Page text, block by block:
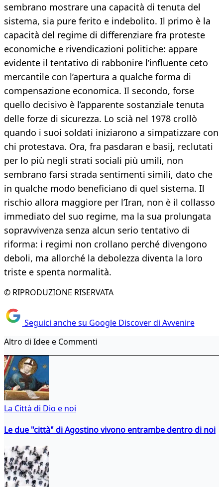
sembrano mostrare una capacità di tenuta del
sistema, sia pure ferito e indebolito. Il primo è la
capacità del regime di differenziare fra proteste
economiche e rivendicazioni politiche: appare
evidente il tentativo di rabbonire l’influente ceto
mercantile con l’apertura a qualche forma di
compensazione economica. Il secondo, forse
quello decisivo è l’apparente sostanziale tenuta
delle forze di sicurezza. Lo scià nel 1978 crollò
quando i suoi soldati iniziarono a simpatizzare con
chi protestava. Ora, fra pasdaran e basij, reclutati
per lo più negli strati sociali più umili, non
sembrano farsi strada sentimenti simili, dato che
in qualche modo beneficiano di quel sistema. Il
rischio allora maggiore per l’Iran, non è il collasso
immediato del suo regime, ma la sua prolungata
sopravvivenza senza alcun serio tentativo di
riforma: i regimi non crollano perché divengono
deboli, ma allorché la debolezza diventa la loro
triste e spenta normalità.
© RIPRODUZIONE RISERVATA
Seguici anche su Google Discover di Avvenire
Altro di Idee e Commenti
La Città di Dio e noi
Le due "città" di Agostino vivono entrambe dentro di noi